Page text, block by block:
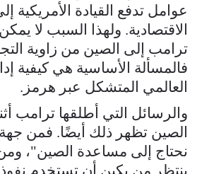
عوامل تدفع القيادة الأمريكية
الاقتصادية. ولهذا السبب لا
ترامب إلى الصين من زاوية
فالمسألة الأساسية هي كيفية
العالمي المتشكل عبر هرمز.
والرسائل التي أطلقها ترامب
الصين تظهر ذلك أيضًا. فمن
نحتاج إلى مساعدة الصين"،
ينتظر من بكين أن تستخدم